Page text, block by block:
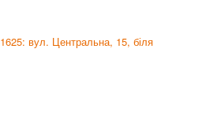
вул. Центральна, 15, біля